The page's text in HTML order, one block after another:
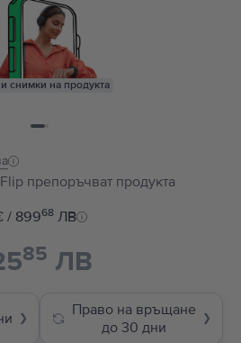
снимки на продукта
препоръчват продукта
/ 89968 ЛВ
85 ЛВ
❯
Право на връщане
до 30 дни
❯